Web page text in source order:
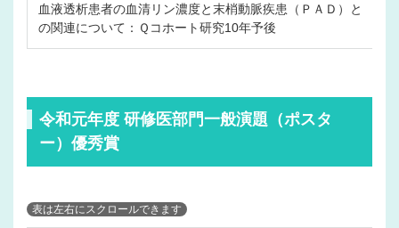
血液透析患者の血清リン濃度と末梢動脈疾患（ＰＡＤ）と
の関連について：Ｑコホート研究10年予後
令和元年度 研修医部門一般演題（ポスタ
ー）優秀賞